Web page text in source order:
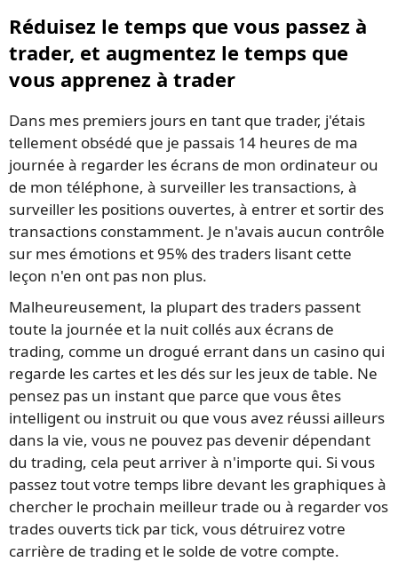
Réduisez le temps que vous passez à
trader, et augmentez le temps que
vous apprenez à trader
Dans mes premiers jours en tant que trader, j'étais
tellement obsédé que je passais 14 heures de ma
journée à regarder les écrans de mon ordinateur ou
de mon téléphone, à surveiller les transactions, à
surveiller les positions ouvertes, à entrer et sortir des
transactions constamment. Je n'avais aucun contrôle
sur mes émotions et 95% des traders lisant cette
leçon n'en ont pas non plus.
Malheureusement, la plupart des traders passent
toute la journée et la nuit collés aux écrans de
trading, comme un drogué errant dans un casino qui
regarde les cartes et les dés sur les jeux de table. Ne
pensez pas un instant que parce que vous êtes
intelligent ou instruit ou que vous avez réussi ailleurs
dans la vie, vous ne pouvez pas devenir dépendant
du trading, cela peut arriver à n'importe qui. Si vous
passez tout votre temps libre devant les graphiques à
chercher le prochain meilleur trade ou à regarder vos
trades ouverts tick par tick, vous détruirez votre
carrière de trading et le solde de votre compte.